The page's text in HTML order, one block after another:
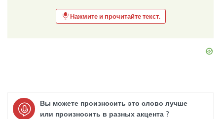
Нажмите и прочитайте текст.
Вы можете произносить это слово лучше
или произносить в разных акцента ?